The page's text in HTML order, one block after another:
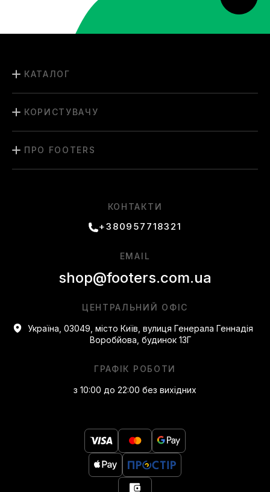
КАТАЛОГ
КОРИСТУВАЧУ
ПРО FOOTERS
КОНТАКТИ
+380957718321
ЦЕНТРАЛЬНИЙ ОФІС
Україна, 03049, місто Київ, вулиця Генерала Геннадія
Воробйова, будинок 13Г
ГРАФІК РОБОТИ
з 10:00 до 22:00 без вихідних
EMAIL
shop@footers.com.ua